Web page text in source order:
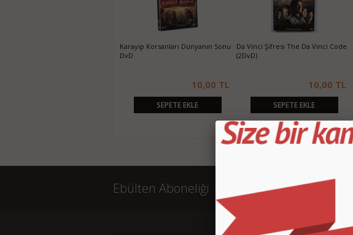
Karayip Korsanları Dünyanın Sonu
DvD
10,00 TL
SEPETE EKLE
Da Vinci Şifresi The Da Vinci Code
(2DvD)
10,00 TL
SEPETE EKLE
Ebülten Aboneliği